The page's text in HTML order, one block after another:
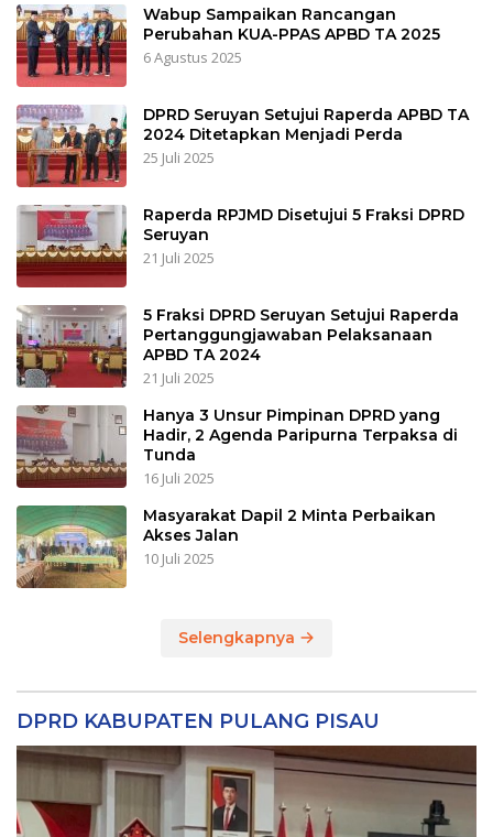
Wabup Sampaikan Rancangan
Perubahan KUA-PPAS APBD TA 2025
6 Agustus 2025
DPRD Seruyan Setujui Raperda APBD TA
2024 Ditetapkan Menjadi Perda
25 Juli 2025
Raperda RPJMD Disetujui 5 Fraksi DPRD
Seruyan
21 Juli 2025
5 Fraksi DPRD Seruyan Setujui Raperda
Pertanggungjawaban Pelaksanaan
APBD TA 2024
21 Juli 2025
Hanya 3 Unsur Pimpinan DPRD yang
Hadir, 2 Agenda Paripurna Terpaksa di
Tunda
16 Juli 2025
Masyarakat Dapil 2 Minta Perbaikan
Akses Jalan
10 Juli 2025
Selengkapnya
DPRD KABUPATEN PULANG PISAU